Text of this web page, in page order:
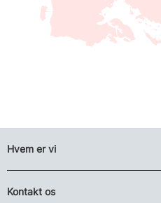
Hvem er vi
Kontakt os